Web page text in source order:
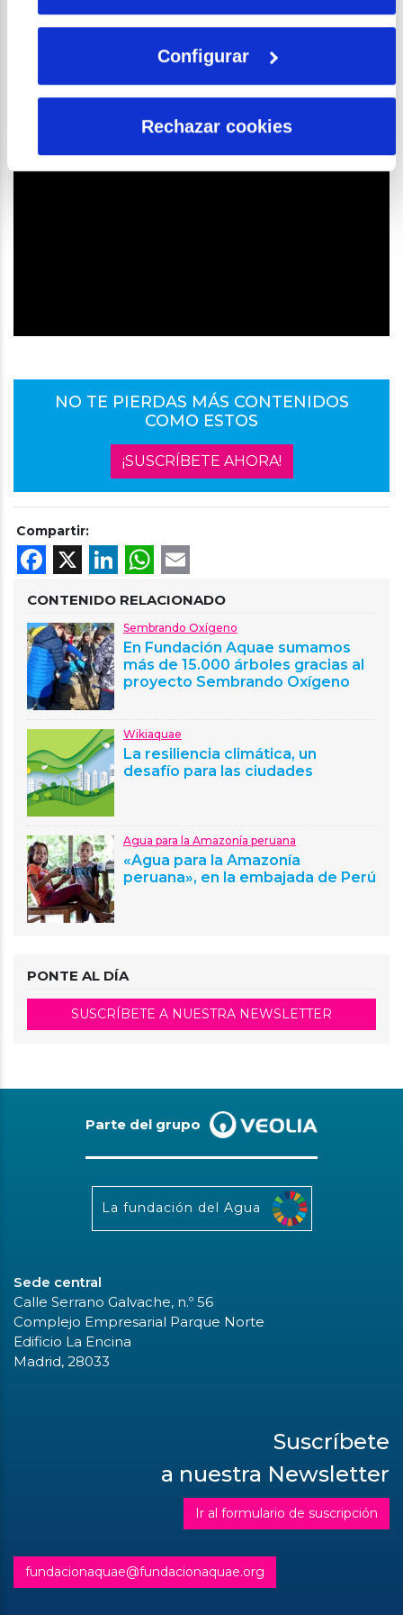
Configurar
Rechazar cookies
personas.
NO TE PIERDAS MÁS CONTENIDOS
COMO ESTOS
¡SUSCRÍBETE AHORA!
Compartir:
Facebook
X LinkedIn
WhatsApp
CONTENIDO RELACIONADO
Sembrando Oxígeno
En Fundación Aquae sumamos
más de 15.000 árboles gracias al
proyecto Sembrando Oxígeno
Wikiaquae
La resiliencia climática, un
desafío para las ciudades
Agua para la Amazonía peruana
«Agua para la Amazonía
peruana», en la embajada de Perú
PONTE AL DÍA
SUSCRÍBETE A NUESTRA NEWSLETTER
Parte del grupo
La fundación del Agua
Sede central
Calle Serrano Galvache, n.º 56
Complejo Empresarial Parque Norte
Edificio La Encina
Madrid, 28033
Suscríbete
a nuestra Newsletter
Ir al formulario de suscripción
fundacionaquae@fundacionaquae.org